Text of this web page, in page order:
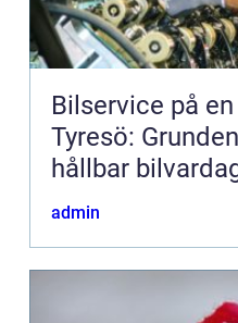
Bilservice på
Tyresö:
hållbar
admin